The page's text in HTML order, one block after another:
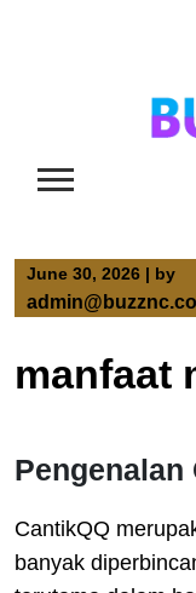
June 30, 2026 | by
Pengenalan
CantikQQ
banyak